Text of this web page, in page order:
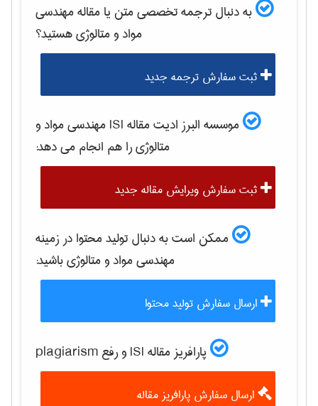
به دنبال ترجمه تخصصی متن یا مقالهمهندسی
مواد و متالوژیهستید؟
ثبت سفارش ترجمه جدید
موسسه البرز ادیت مقاله ISI
مهندسی مواد و
متالوژیرا هم انجام می دهد:
ثبت سفارش ویرایش مقاله جدید
ممکن است به دنبال تولید محتوا در زمینه
مهندسی مواد و متالوژیباشید:
ارسال سفارش تولید محتوا
پارافریز مقاله ISI و رفع plagiarism
ارسال سفارش پارافریز مقاله